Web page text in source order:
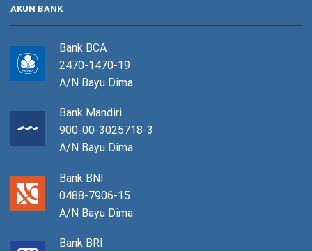
AKUN BANK
Bank BCA
2470-1470-19
A/N Bayu Dima
Bank Mandiri
900-00-3025718-3
A/N Bayu Dima
Bank BNI
0488-7906-15
A/N Bayu Dima
Bank BRI